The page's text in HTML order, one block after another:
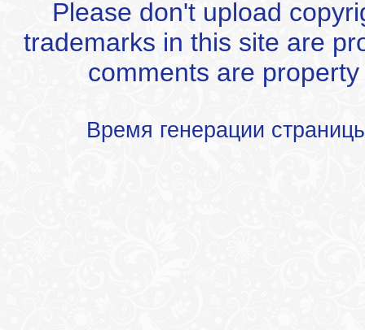
Please don't upload
trademarks in this site are
comments are
Время генерации